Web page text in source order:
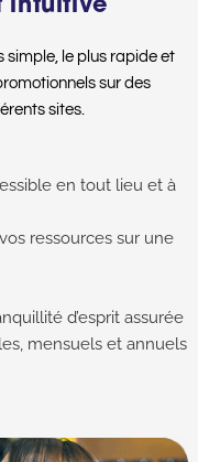
intuitive
simple, le plus rapide et
sur des
sites.
en tout lieu et à
ressources sur une
d’esprit assurée
mensuels et annuels